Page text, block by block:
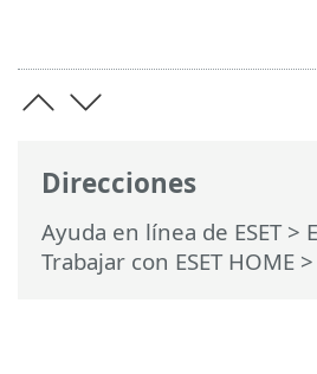
Direcciones
Ayuda en línea de ESET>
Trabajar con ESET HOME